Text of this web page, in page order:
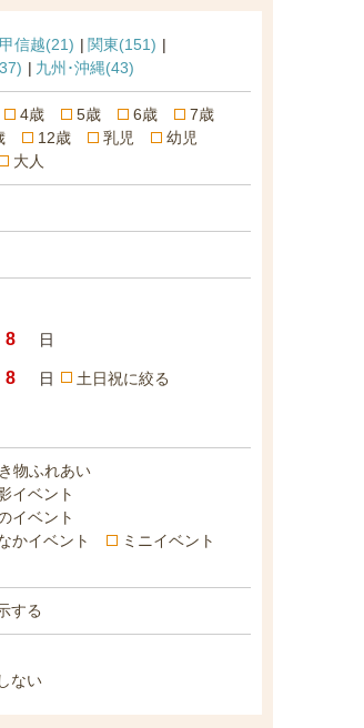
信越(21) 関東(151)
九州･沖縄(43)
4歳 5歳 6歳
7歳
12歳 乳児
幼児
大人
日
日 土日祝に絞る
物ふれあい
イベント
イベント
かイベント
ミニイベント
する
ない